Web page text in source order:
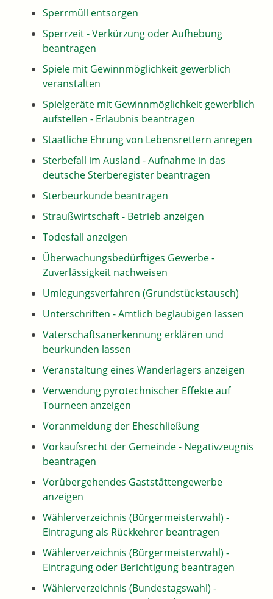
Sperrmüll entsorgen
Sperrzeit - Verkürzung oder Aufhebung
beantragen
Spiele mit Gewinnmöglichkeit gewerblich
veranstalten
Spielgeräte mit Gewinnmöglichkeit gewerblich
aufstellen - Erlaubnis beantragen
Staatliche Ehrung von Lebensrettern anregen
Sterbefall im Ausland - Aufnahme in das
deutsche Sterberegister beantragen
Sterbeurkunde beantragen
Straußwirtschaft - Betrieb anzeigen
Todesfall anzeigen
Überwachungsbedürftiges Gewerbe -
Zuverlässigkeit nachweisen
Umlegungsverfahren (Grundstückstausch)
Unterschriften - Amtlich beglaubigen lassen
Vaterschaftsanerkennung erklären und
beurkunden lassen
Veranstaltung eines Wanderlagers anzeigen
Verwendung pyrotechnischer Effekte auf
Tourneen anzeigen
Voranmeldung der Eheschließung
Vorkaufsrecht der Gemeinde - Negativzeugnis
beantragen
Vorübergehendes Gaststättengewerbe
anzeigen
Wählerverzeichnis (Bürgermeisterwahl) -
Eintragung als Rückkehrer beantragen
Wählerverzeichnis (Bürgermeisterwahl) -
Eintragung oder Berichtigung beantragen
Wählerverzeichnis (Bundestagswahl) -